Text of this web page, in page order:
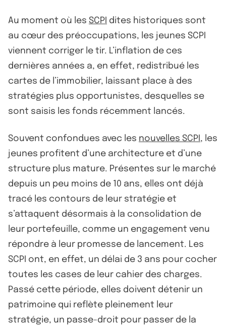
Au moment où les SCPI dites historiques sont
au cœur des préoccupations, les jeunes SCPI
viennent corriger le tir. L’inflation de ces
dernières années a, en effet, redistribué les
cartes de l’immobilier, laissant place à des
stratégies plus opportunistes, desquelles se
sont saisis les fonds récemment lancés.
Souvent confondues avec les nouvelles SCPI , les
jeunes profitent d’une architecture et d’une
structure plus mature. Présentes sur le marché
depuis un peu moins de 10 ans, elles ont déjà
tracé les contours de leur stratégie et
s’attaquent désormais à la consolidation de
leur portefeuille, comme un engagement venu
répondre à leur promesse de lancement. Les
SCPI ont, en effet, un délai de 3 ans pour cocher
toutes les cases de leur cahier des charges.
Passé cette période, elles doivent détenir un
patrimoine qui reflète pleinement leur
stratégie, un passe-droit pour passer de la